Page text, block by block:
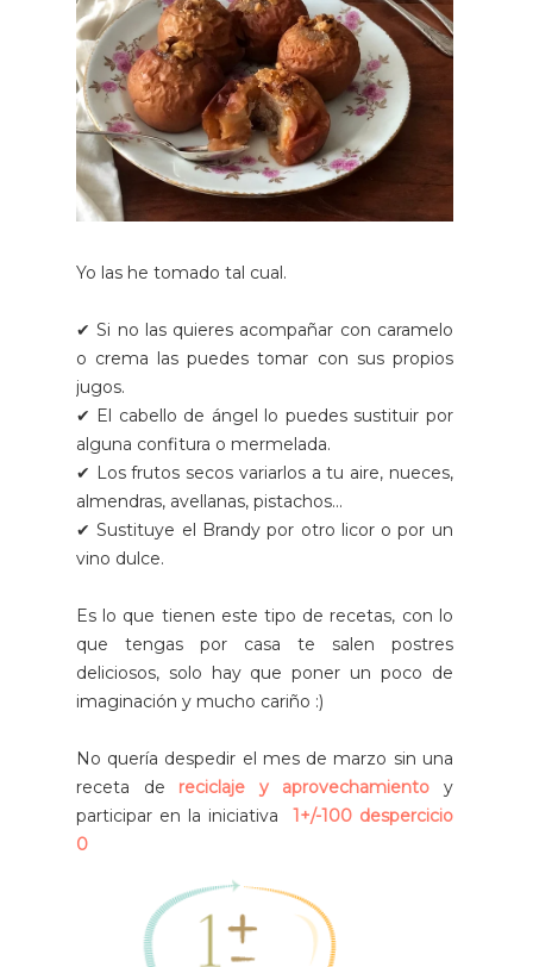
Yo las he tomado tal cual.
✔ Si no las quieres acompañar con caramelo
o crema las puedes tomar con sus propios
jugos.
✔ El cabello de ángel lo puedes sustituir por
alguna confitura o mermelada.
✔ Los frutos secos variarlos a tu aire, nueces,
almendras, avellanas, pistachos...
✔ Sustituye el Brandy por otro licor o por un
vino dulce.
Es lo que tienen este tipo de recetas, con lo
que tengas por casa te salen postres
deliciosos, solo hay que poner un poco de
imaginación y mucho cariño :)
No quería despedir el mes de marzo sin una
receta de reciclaje y aprovechamiento y
participar en la iniciativa 1+/-100 despercicio
0